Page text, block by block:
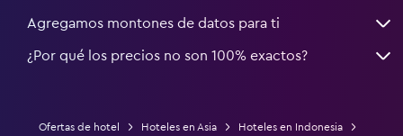
Agregamos montones de datos para ti
¿Por qué los precios no son 100% exactos?
Ofertas de hotel Hoteles en Asia
Hoteles en Indonesia